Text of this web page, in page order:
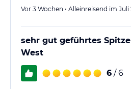
Vor 3 Wochen • Alleinreisend im Juli
sehr gut geführtes
West
6 / 6